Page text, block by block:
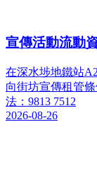
宣傳活動流動
在深水埗地鐵站
向街坊宣傳租管
法：9813 7512
2026-08-26